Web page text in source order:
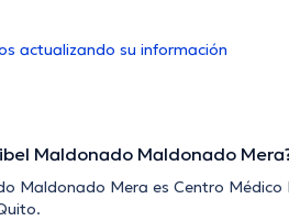
actualizando su información
Maldonado Maldonado
Maldonado Mera es Centro Médico